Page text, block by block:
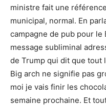
ministre fait une
municipal, normal. En
campagne de pub pour le
message subliminal
de Trump qui dit que tout
Big arch ne signifie pas
moi je vais finir les
semaine prochaine. Et